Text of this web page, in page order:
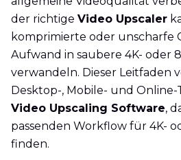
der richtige Video Upscaler
komprimierte oder unscharfe
Aufwand in saubere 4K- oder
verwandeln. Dieser Leitfaden
Desktop-, Mobile- und Online-
Video Upscaling Software,
passenden Workflow für 4K-
finden.